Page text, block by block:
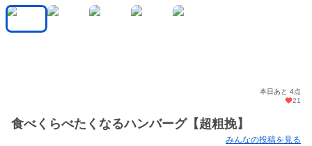
本日あと 4点
21
食べくらべたくなるハンバーグ【超粗挽】
みんなの投稿を見る